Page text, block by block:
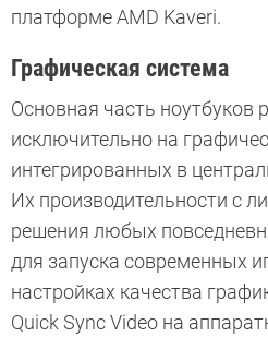
платформе AMD Kaveri.
Графическая система
Основная часть ноутбуков
исключительно на
интегрированных в
Их производительности с
решения любых
для запуска современных
настройках качества
Quick Sync Video на